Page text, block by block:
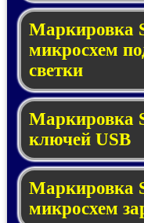
Маркировка
мик­ро­схем
свет­ки
Маркировка
клю­чей USB
Маркировка
мик­рос­хем